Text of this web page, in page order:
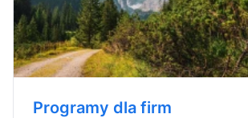
Programy dla firm